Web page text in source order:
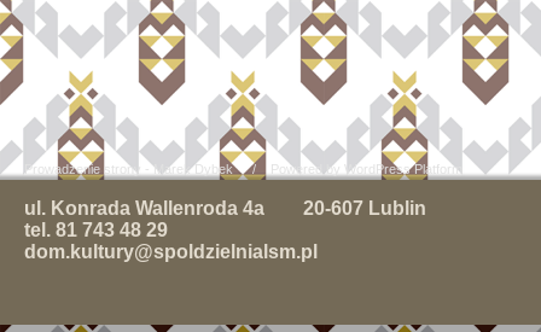
Prowadzenie strony - Marek Dybek / Powered by WordPress Platform
ul. Konrada Wallenroda 4a 20-607 Lublin
tel. 81 743 48 29
dom.kultury@spoldzielnialsm.pl